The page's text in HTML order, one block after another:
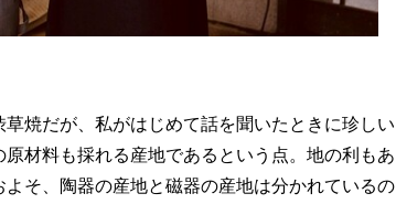
焼だが、私がはじめて話を聞いたときに珍しい
材料も採れる産地であるという点。地の利もあ
そ、陶器の産地と磁器の産地は分かれているの